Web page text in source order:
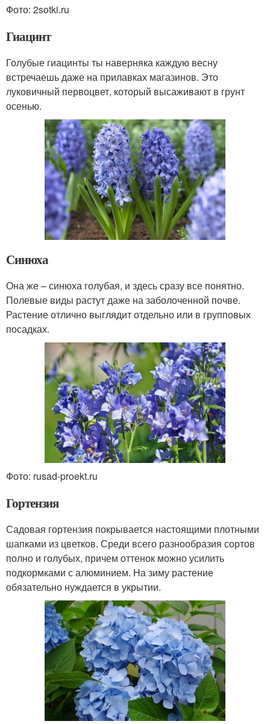
Фото: 2sotki.ru
Гиацинт
Голубые гиацинты ты наверняка каждую весну
встречаешь даже на прилавках магазинов. Это
луковичный первоцвет, который высаживают в грунт
осенью.
Синюха
Она же – синюха голубая, и здесь сразу все понятно.
Полевые виды растут даже на заболоченной почве.
Растение отлично выглядит отдельно или в групповых
посадках.
Фото: rusad-proekt.ru
Гортензия
Садовая гортензия покрывается настоящими плотными
шапками из цветков. Среди всего разнообразия сортов
полно и голубых, причем оттенок можно усилить
подкормками с алюминием. На зиму растение
обязательно нуждается в укрытии.